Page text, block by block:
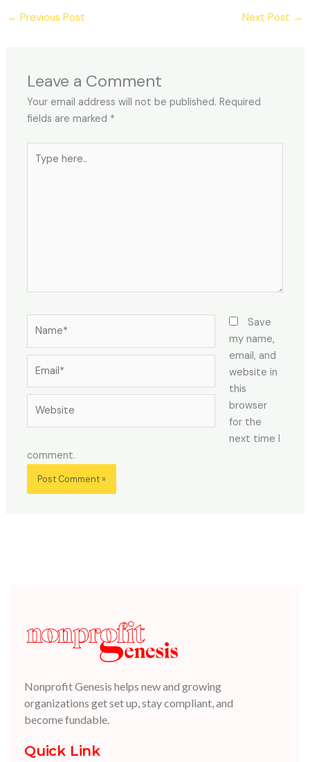
← Previous Post Next Post →
Leave a Comment
Your email address will not be published. Required
fields are marked *
here..
Save
my name,
email, and
website in
this
browser
for the
next time I
comment.
Nonprofit Genesis helps new and growing
organizations get set up, stay compliant, and
become fundable.
Quick Link